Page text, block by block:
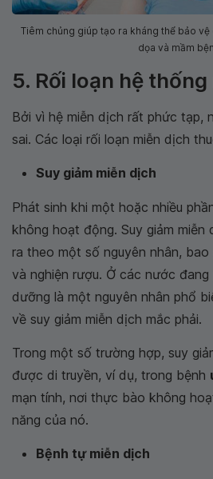
Tiêm chủng giúp tạo ra kháng thể bảo
dọa và mầm
5. Rối loạn hệ
Bởi vì hệ miễn dịch rất phức tạp,
sai. Các loại rối loạn miễn dịch
Suy giảm miễn dịch
Phát sinh khi một hoặc nhiều
không hoạt động. Suy giảm
ra theo một số nguyên nhân,
và nghiện rượu. Ở các nước
dưỡng là một nguyên nhân phổ
về suy giảm miễn dịch mắc phải.
Trong một số trường hợp, suy
được di truyền, ví dụ, trong bệnh
mạn tính, nơi thực bào không
năng của nó.
Bệnh tự miễn dịch